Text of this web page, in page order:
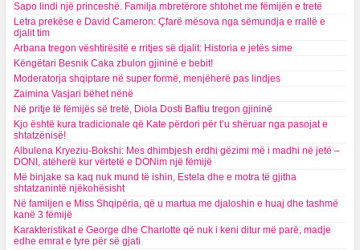
Sapo lindi një princeshë. Familja mbretërore shtohet me fëmijën e tretë
Letra prekëse e David Cameron: Çfarë mësova nga sëmundja e rrallë e
djalit tim
Arbana tregon vështirësitë e rritjes së djalit: Historia e jetës sime
Këngëtari Besnik Caka zbulon gjininë e bebit!
Moderatorja shqiptare në super formë, menjëherë pas lindjes
Zaimina Vasjari bëhet nënë
Në pritje të fëmijës së tretë, Diola Dosti Baftiu tregon gjininë
Kjo është kura tradicionale që Kate përdori për t’u shëruar nga pasojat e
shtatzënisë!
Albulena Kryeziu-Bokshi: Mes dhimbjesh erdhi gëzimi më i madhi në jetë –
DONI, atëherë kur vërtetë e DONim një fëmijë
Më binjake sa kaq nuk mund të ishin, Estela dhe e motra të gjitha
shtatzanintë njëkohësisht
Në familjen e Miss Shqipëria, që u martua me djaloshin e huaj dhe tashmë
kanë 3 fëmijë
Karakteristikat e George dhe Charlotte që nuk i keni ditur më parë, madje
edhe emrat e tyre për së gjati